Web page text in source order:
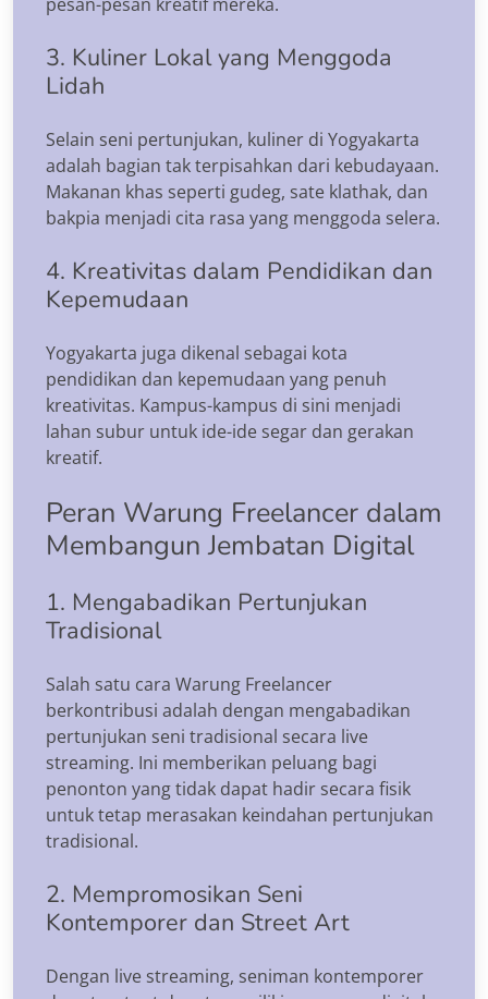
3. Kuliner Lokal yang Menggoda
Lidah
Selain seni pertunjukan, kuliner di Yogyakarta
adalah bagian tak terpisahkan dari kebudayaan.
Makanan khas seperti gudeg, sate klathak, dan
bakpia menjadi cita rasa yang menggoda selera.
4. Kreativitas dalam Pendidikan dan
Kepemudaan
Yogyakarta juga dikenal sebagai kota
pendidikan dan kepemudaan yang penuh
kreativitas. Kampus-kampus di sini menjadi
lahan subur untuk ide-ide segar dan gerakan
kreatif.
Peran Warung Freelancer dalam
Membangun Jembatan Digital
1. Mengabadikan Pertunjukan
Tradisional
Salah satu cara Warung Freelancer
berkontribusi adalah dengan mengabadikan
pertunjukan seni tradisional secara live
streaming. Ini memberikan peluang bagi
penonton yang tidak dapat hadir secara fisik
untuk tetap merasakan keindahan pertunjukan
tradisional.
2. Mempromosikan Seni
Kontemporer dan Street Art
Dengan live streaming, seniman kontemporer